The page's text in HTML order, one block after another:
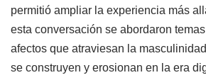
permitió ampliar la experiencia más
esta conversación se abordaron
afectos que atraviesan la
se construyen y erosionan en la era